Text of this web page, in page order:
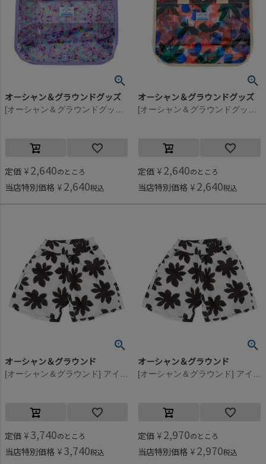
オーシャン＆グラウンドグッズ
定価 ¥ 2,640のところ
当店特別価格 ¥ 2,640税込
オーシャン＆グラウンドグッズ
定価 ¥ 2,640のところ
当店特別価格 ¥ 2,640税込
オーシャン＆グラウンド
定価 ¥ 3,740のところ
当店特別価格 ¥ 3,740税込
オーシャン＆グラウンド
定価 ¥ 2,970のところ
当店特別価格 ¥ 2,970税込